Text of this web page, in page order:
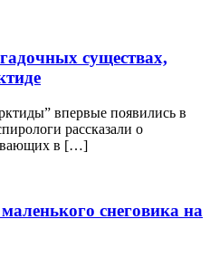
существах,
впервые появились в
рассказали о
в […]
снеговика на